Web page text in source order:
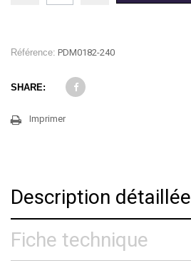
Référence: PDM0182-240
SHARE:
Imprimer
Description détaillée
Fiche technique